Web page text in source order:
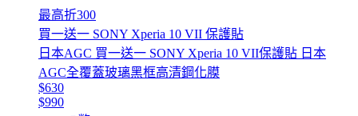
最高折300
買一送一 SONY Xperia 10 VII 保護貼
日本AGC 買一送一 SONY Xperia 10 VII保護貼 日本
AGC全覆蓋玻璃黑框高清鋼化膜
$630
$990